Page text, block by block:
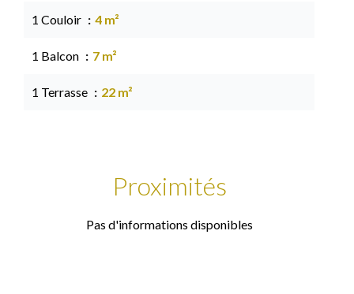
1 Couloir 4 m²
1 Balcon 7 m²
1 Terrasse 22 m²
Proximités
Pas d'informations disponibles